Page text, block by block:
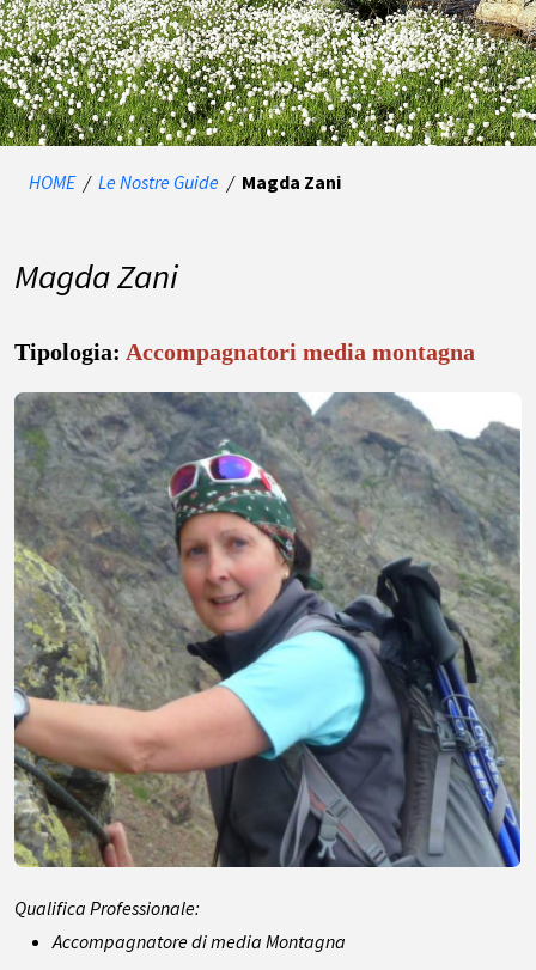
HOME / Le Nostre Guide / Magda Zani
Magda Zani
Tipologia: Accompagnatori media montagna
Qualifica Professionale:
Accompagnatore di media Montagna